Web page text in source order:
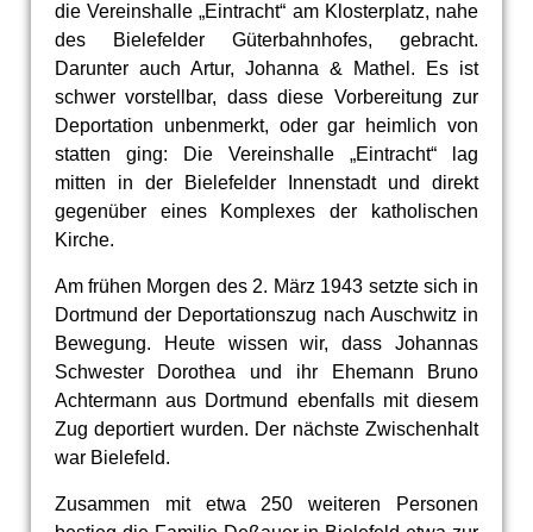
die Vereinshalle „Eintracht“ am Klosterplatz, nahe
des Bielefelder Güterbahnhofes, gebracht.
Darunter auch Artur, Johanna & Mathel. Es ist
schwer vorstellbar, dass diese Vorbereitung zur
Deportation unbenmerkt, oder gar heimlich von
statten ging: Die Vereinshalle „Eintracht“ lag
mitten in der Bielefelder Innenstadt und direkt
gegenüber eines Komplexes der katholischen
Kirche.
Am frühen Morgen des 2. März 1943 setzte sich in
Dortmund der Deportationszug nach Auschwitz in
Bewegung. Heute wissen wir, dass Johannas
Schwester Dorothea und ihr Ehemann Bruno
Achtermann aus Dortmund ebenfalls mit diesem
Zug deportiert wurden. Der nächste Zwischenhalt
war Bielefeld.
Zusammen mit etwa 250 weiteren Personen